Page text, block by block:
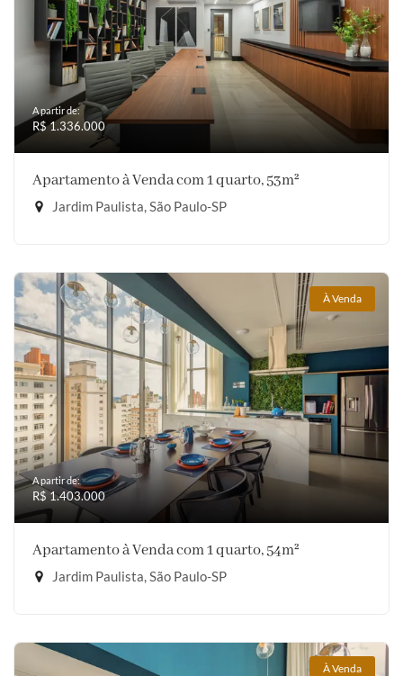
A partir de:
R$ 1.336.000
Apartamento à Venda com 1 quarto, 53m²
Jardim Paulista, São Paulo-SP
À Venda
A partir de:
R$ 1.403.000
Apartamento à Venda com 1 quarto, 54m²
Jardim Paulista, São Paulo-SP
À Venda